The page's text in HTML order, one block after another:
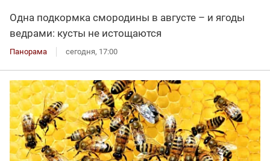
Одна подкормка смородины в августе – и ягоды
ведрами: кусты не истощаются
Панорама сегодня, 17:00